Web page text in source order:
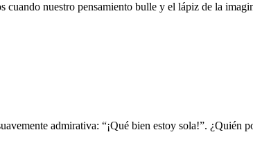
cuando nuestro pensamiento bulle y el lápiz de la
admirativa: “¡Qué bien estoy sola!”.